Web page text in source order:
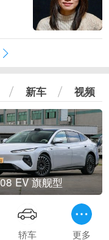
新车 视频
EV 旗舰型
轿车 更多